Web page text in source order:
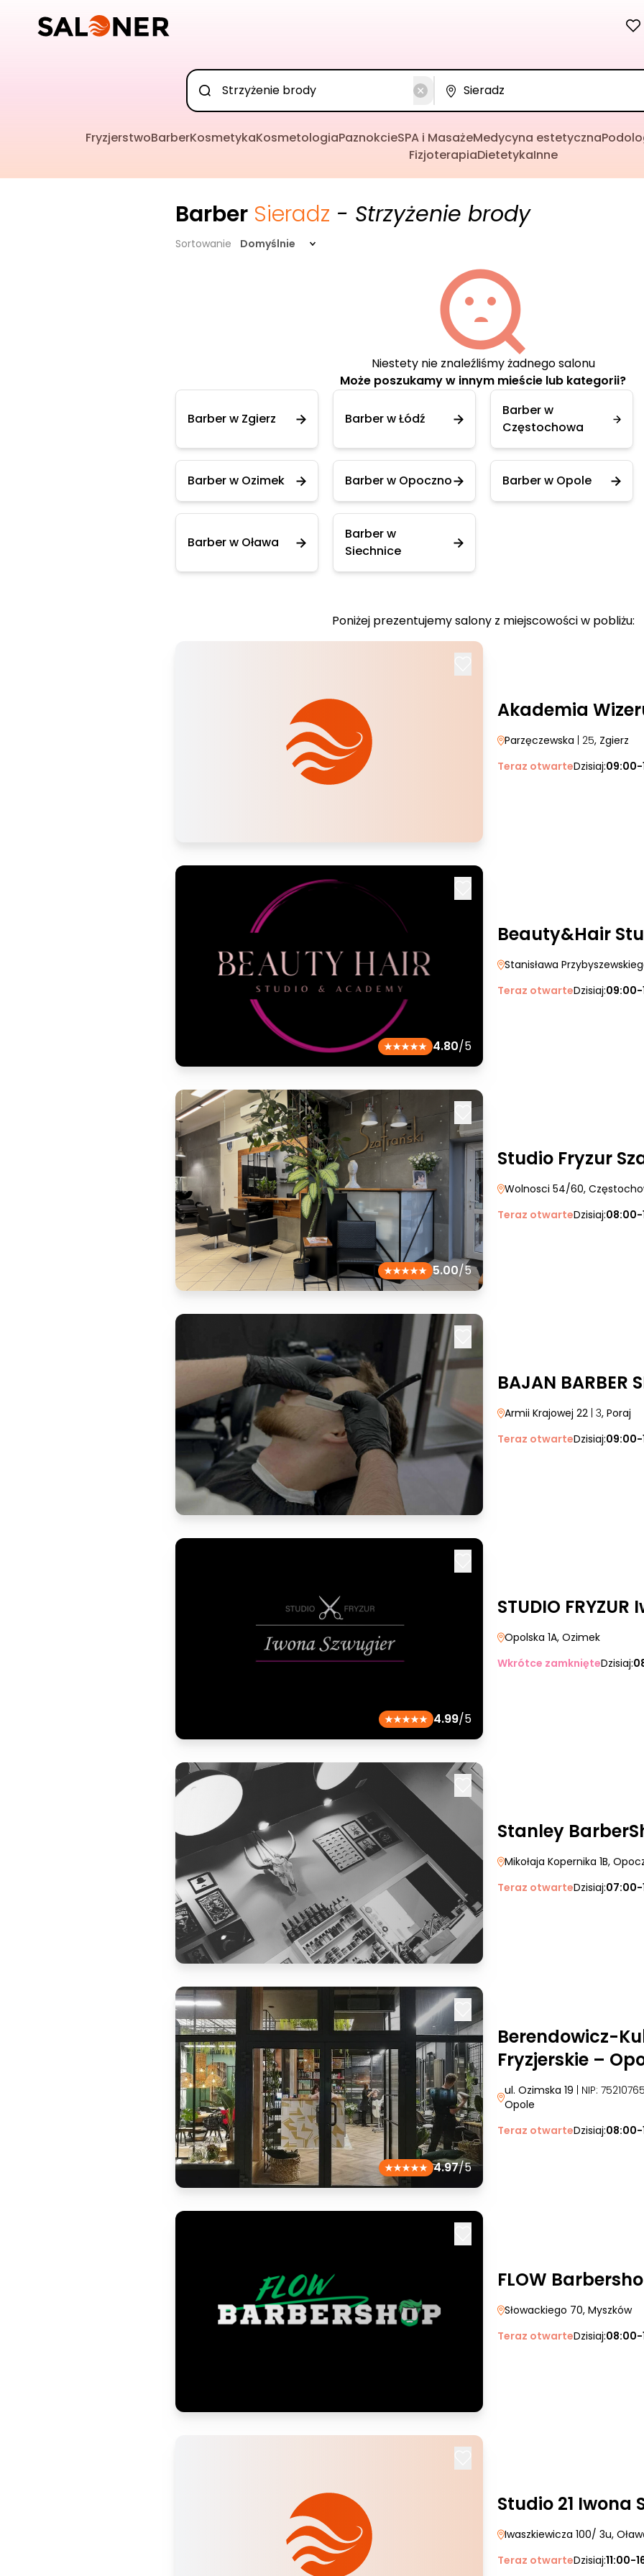
FryzjerstwoBarberKosmetykaKosmetologiaPaznokcieSPA i MasażeMedycyna estetyczna
FizjoterapiaDietetykaInne
Barber Sieradz - Strzyżenie brody
Sortowanie Domyślnie
Niestety nie znaleźliśmy żadnego salonu
Może poszukamy w innym mieście lub kategorii?
Barber w Zgierz Barber w Łódź
Barber w
Częstochowa
Barber w Ozimek Barber w Opoczno Barber w Opole
Barber w Oława
Barber w
Siechnice
Poniżej prezentujemy salony z miejscowości w pobliżu:
Akademia
Parzęczewska | 25, Zgierz
Teraz otwarteDzisiaj:09:00-
4.80/5
Beauty&Hair
Stanisława
Teraz otwarteDzisiaj:09:00-
5.00/5
Studio Fryzur
Wolnosci 54/60,
Teraz otwarteDzisiaj:08:00-
BAJAN BARBER
Armii Krajowej 22 | 3, Poraj
Teraz otwarteDzisiaj:09:00-
4.99/5
STUDIO
Opolska 1A, Ozimek
Wkrótce zamknięteDzisiaj:
Stanley
Mikołaja Kopernika 1B,
Teraz otwarteDzisiaj:07:00-
4.97/5
Berendowicz-
Fryzjerskie –
ul. Ozimska 19 | NIP:
Opole
Teraz otwarteDzisiaj:08:00-
FLOW
Słowackiego 70, Myszków
Teraz otwarteDzisiaj:08:00-
Studio 21 Iwona
Iwaszkiewicza 100/ 3u,
Teraz otwarteDzisiaj:11:00-